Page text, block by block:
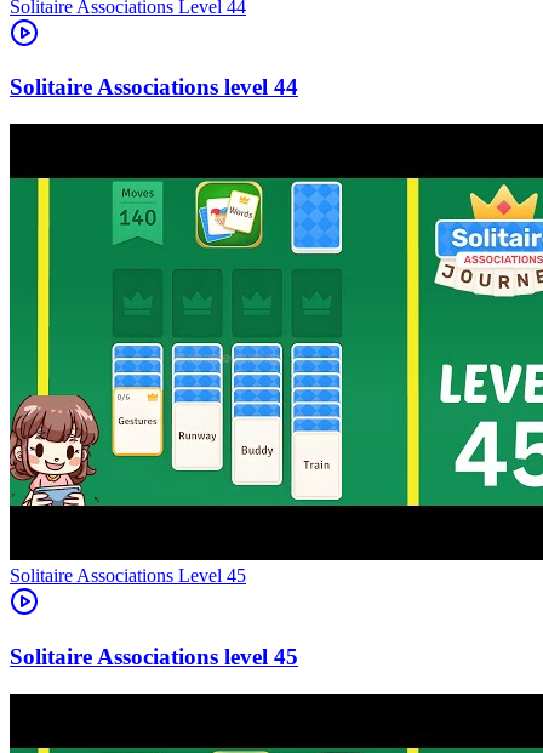
Level 44
44
Level 45
45